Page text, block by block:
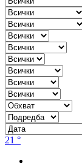
21 °